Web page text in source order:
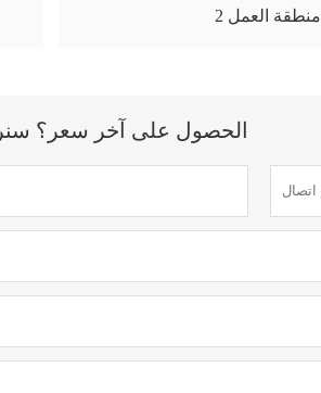
منطقة العمل 2
الحصول على آخر سعر؟ سنرد